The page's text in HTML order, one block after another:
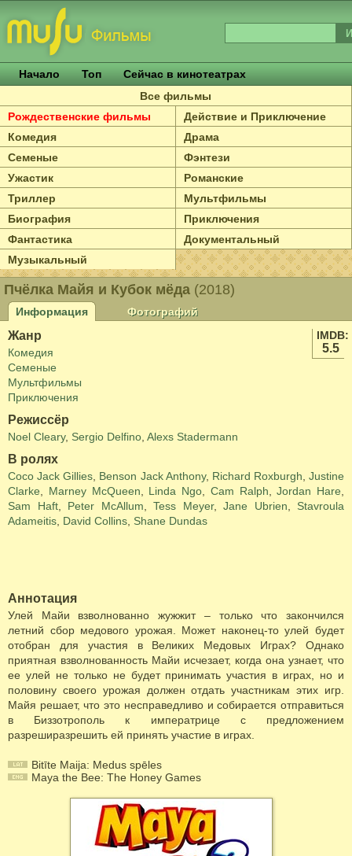
Начало Топ
Сейчас в кинотеатрах
Все фильмы
Рождественские фильмы
Действие и Приключение
Комедия
Драма
Семеные
Фэнтези
Ужастик
Романские
Триллер
Мультфильмы
Биография
Приключения
Фантастика
Документальный
Музыкальный
Пчёлка Майя и Кубок мёда (2018)
Информация
Фотографий
IMDB:
5.5
Жанр
Комедия
Семеные
Мультфильмы
Приключения
Режиссёр
Noel Cleary, Sergio Delfino Alexs Stadermann
В ролях
Coco Jack Gillies Benson Jack Anthony, Richard Roxburgh Justine
Clarke
Marney McQueen Linda Ngo Cam Ralph ,Jordan Hare
Sam Haft, Peter McAllum Tess Meyer, Jane Ubrien
Stavroula
Adameitis David Collins Shane Dundas
Аннотация
Улей Майи взволнованно жужжит – только что закончился
летний сбор медового урожая. Может наконец-то улей будет
отобран для участия в Великих Медовых Играх? Однако
приятная взволнованность Майи исчезает, когда она узнает, что
ее улей не только не будет принимать участия в играх, но и
половину своего урожая должен отдать участникaм этих игр.
Майя решает, что это несправедливо и собирается отправиться
в Биззотрополь к императрице с предложением
разреширазрешить ей принять участие в играх.
Bitīte Maija: Medus spēles
Maya the Bee: The Honey Games